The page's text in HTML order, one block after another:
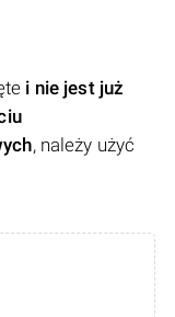
i nie jest już
, należy użyć